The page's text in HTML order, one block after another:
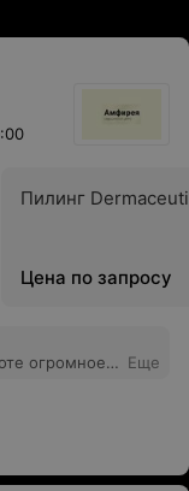
Пилинг
Цена по запросу
огромное
персонал
Еще